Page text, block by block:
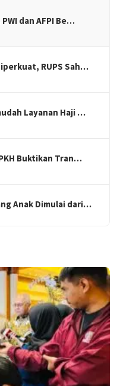
dan AFPI Be…
RUPS Sah…
Layanan Haji …
Buktikan Tran…
Anak Dimulai dari…